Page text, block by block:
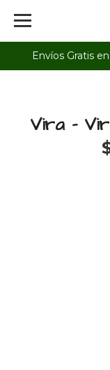
Envíos Gratis
Vira -